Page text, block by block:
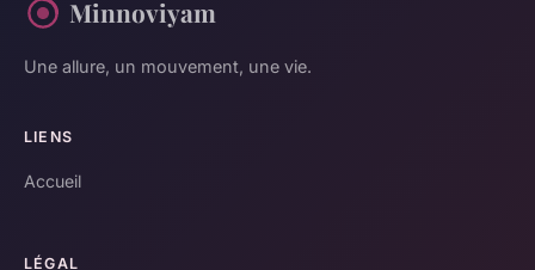
Minnoviyam
Une allure, un mouvement, une vie.
LIENS
Accueil
LÉGAL